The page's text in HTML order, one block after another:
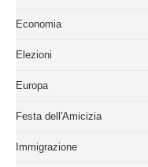
Economia
Elezioni
Europa
Festa dell'Amicizia
Immigrazione